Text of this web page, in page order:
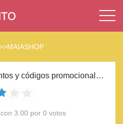
MAIASHOP
Descuentos y códigos promocionales MAIASHOP 2023
3.00 por 0 votos